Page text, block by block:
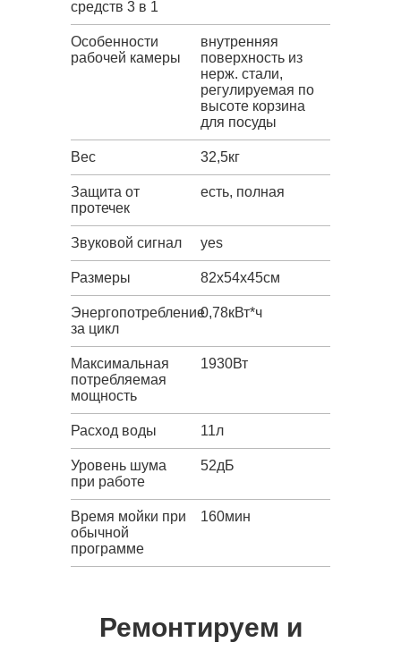
средств 3 в 1
Особенности
рабочей камеры
внутренняя
поверхность из
нерж. стали,
регулируемая по
высоте корзина
для посуды
Вес 32,5кг
Защита от
протечек
есть, полная
Звуковой сигнал yes
Размеры 82х54х45см
Энергопотребление
за цикл
0,78кВт*ч
Максимальная
потребляемая
мощность
1930Вт
Расход воды 11л
Уровень шума
при работе
52дБ
Время мойки при
обычной
программе
160мин
Ремонтируем и